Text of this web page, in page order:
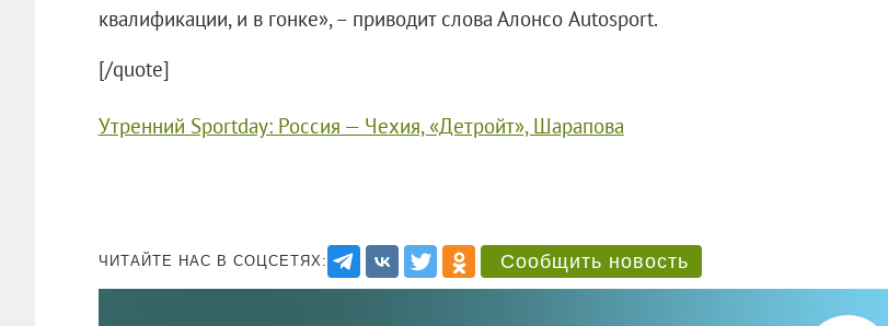
квалификации, и в гонке», – приводит слова Алонсо Autosport.
[/quote]
Утренний Sportday: Россия — Чехия, «Детройт», Шарапова
ЧИТАЙТЕ НАС В СОЦСЕТЯХ: Сообщить новость